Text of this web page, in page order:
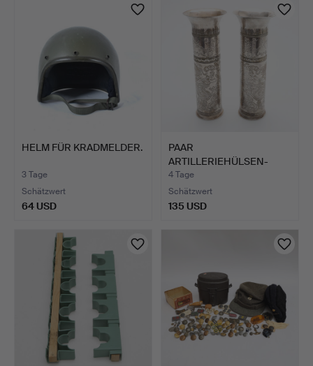
HELM FÜR KRADMELDER.
3 Tage
Schätzwert
64 USD
PAAR
ARTILLERIEHÜLSEN-
VASEN, JAPAN, VERSIL…
4 Tage
Schätzwert
135 USD